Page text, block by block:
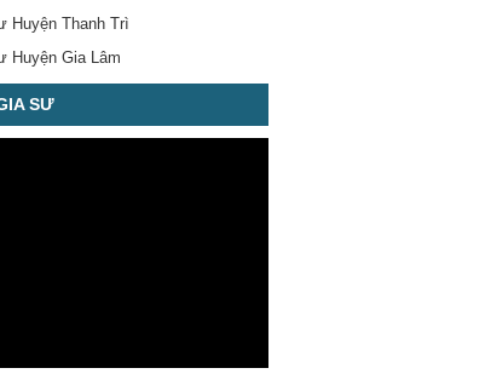
Huyện Thanh Trì
Huyện Gia Lâm
SƯ